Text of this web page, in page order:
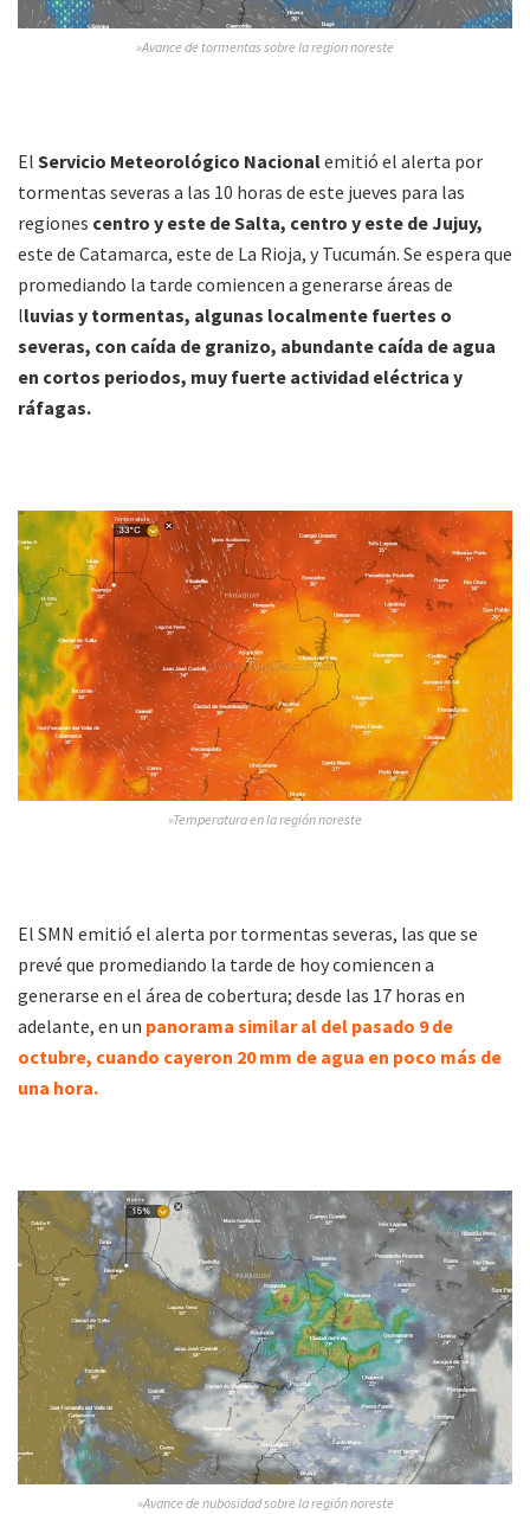
»Avance de tormentas sobre la region noreste
El Servicio Meteorológico Nacionalemitió el alerta por
tormentas severas a las 10 horas de este jueves para las
regiones centro y este de Salta, centro y este de Jujuy,
este de Catamarca, este de La Rioja, y Tucumán. Se espera que
promediando la tarde comiencen a generarse áreas de
lluvias y tormentas, algunas localmente fuertes o
severas, con caída de granizo, abundante caída de agua
en cortos periodos, muy fuerte actividad eléctrica y
ráfagas.
»Temperatura en la región noreste
El SMN emitió el alerta por tormentas severas, las que se
prevé que promediando la tarde de hoy comiencen a
generarse en el área de cobertura; desde las 17 horas en
adelante, en un panorama similar al del pasado 9 de
octubre, cuando cayeron 20 mm de agua en poco más de
una hora.
»Avance de nubosidad sobre la región noreste